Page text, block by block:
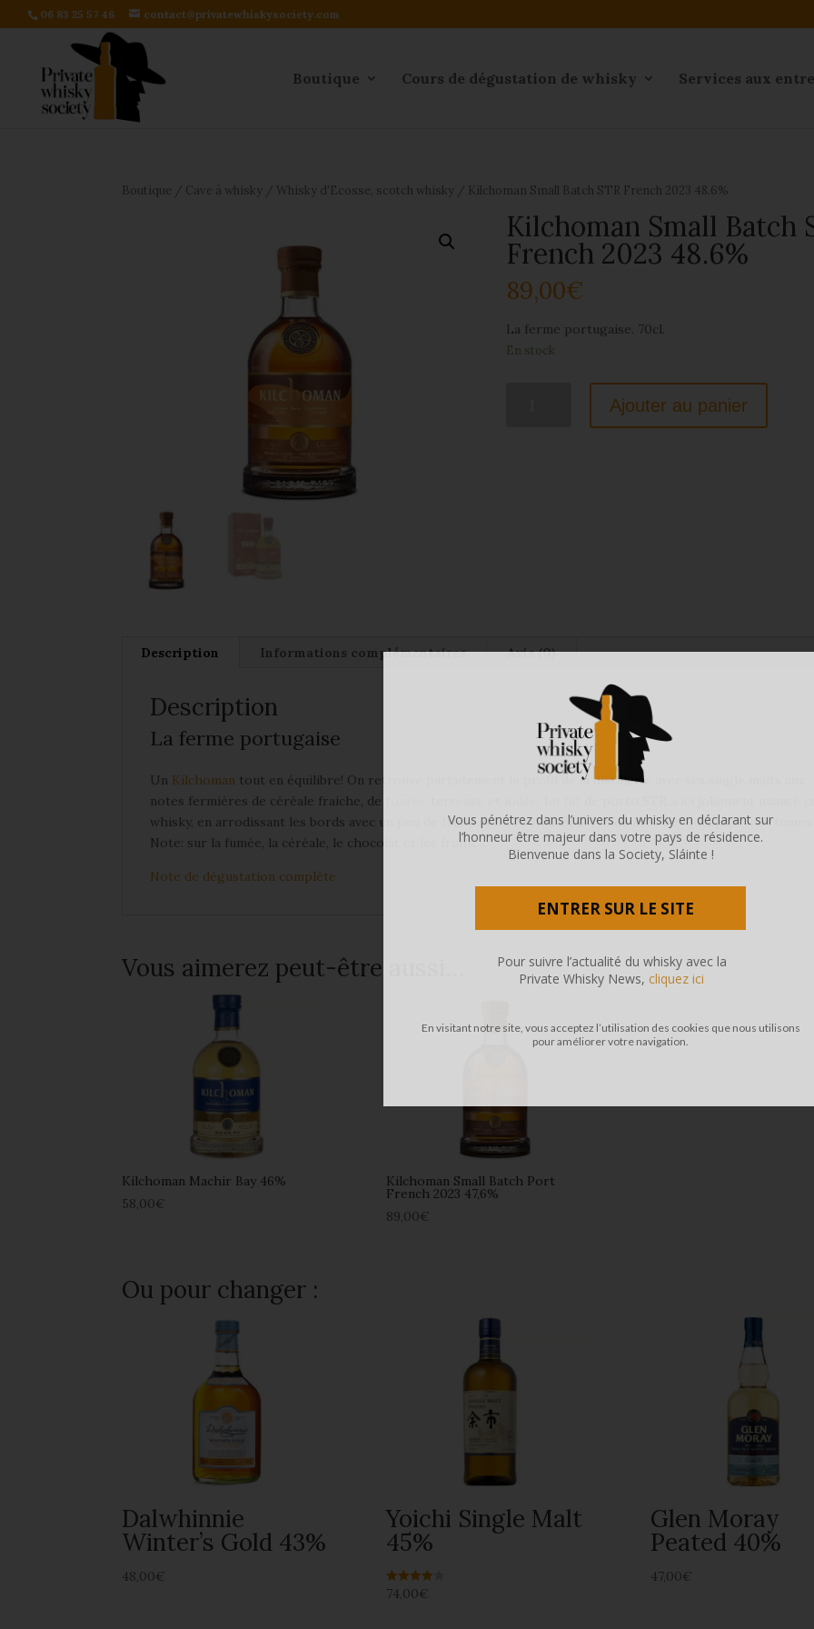
06 83 25 57 46 contact@privatewhiskysociety.com
Boutique Cours de dégustation de whisky Services aux
Boutique / Cave à whisky / Whisky d'Ecosse, scotch whisky / Kilchoman Small Batch STR French 2023 48.6%
Kilchoman Small Batch
French 2023 48.6%
89,00€
La ferme portugaise. 70cl.
En stock
Ajouter au panier
Description Informations complémentaires Avis (0)
Description
La ferme portugaise
Un Kilchoman tout en équilibre! On retrouve parfaitement le profil de la distillerie avec ses single malts aux
notes fermières de céréale fraiche, de
whisky, en arrodissant les bords avec un peu de fruits et en soutenant la fumée avec ces quelques amertumes.
Note: sur la fumée, la céréale, le chocolat et les fruits.
Note de dégustation complète
Vous aimerez peut-être aussi…
Kilchoman Machir Bay 46%
58,00€
Kilchoman Small Batch Port
French 2023 47,6%
89,00€
Ou pour changer :
Dalwhinnie
Winter’s Gold 43%
48,00€
Yoichi Single Malt
45%
Note
74,00€
Glen Moray
Peated 40%
47,00€
Vous pénétrez dans l’univers du whisky en déclarant sur
l’honneur être majeur dans votre pays de résidence.
Bienvenue dans la Society, Sláinte !
ENTRER SUR LE SITE
En visitant notre site, vous acceptez l’utilisation des cookies que nous utilisons
pour améliorer votre navigation.
Pour suivre l’actualité du whisky avec la
Private Whisky News, cliquez ici